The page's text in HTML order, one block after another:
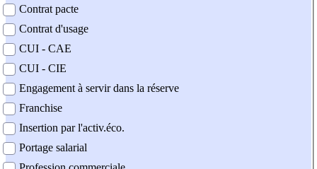
Contrat pacte
Contrat d'usage
CUI - CAE
CUI - CIE
Engagement à servir dans la réserve
Franchise
Insertion par l'activ.éco.
Portage salarial